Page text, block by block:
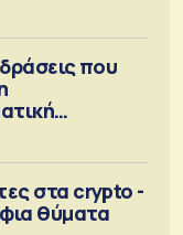
που
στα crypto -
θύματα